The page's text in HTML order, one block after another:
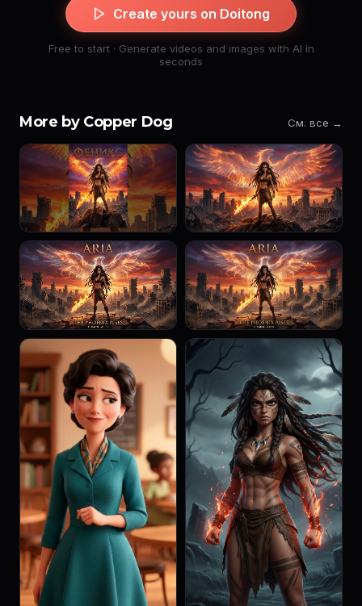
Create yours on Doitong
Free to start · Generate videos and images with AI in
seconds
More by Copper Dog См. все →